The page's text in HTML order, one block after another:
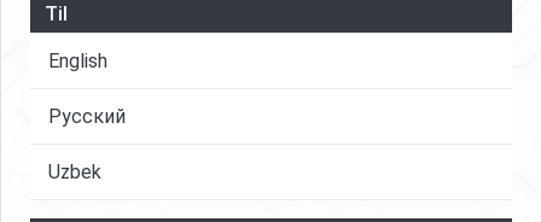
Til
English
Русский
Uzbek